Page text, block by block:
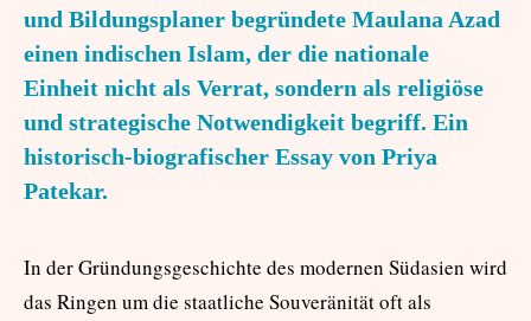
und Bildungsplaner begründete Maulana Azad
einen indischen Islam, der die nationale
Einheit nicht als Verrat, sondern als religiöse
und strategische Notwendigkeit begriff. Ein
historisch-biografischer Essay von Priya
Patekar.
In der Gründungsgeschichte des modernen Südasien wird
das Ringen um die staatliche Souveränität oft als